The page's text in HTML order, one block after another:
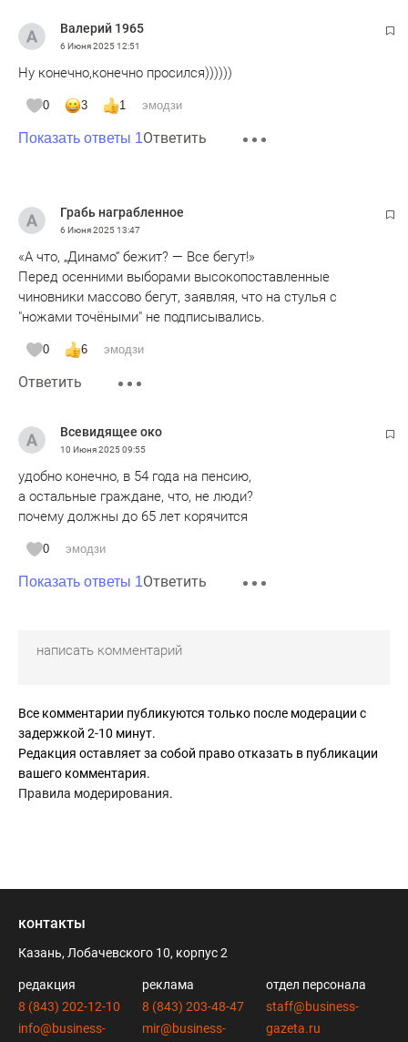
Валерий 1965
6 Июня 202512:51
Ну конечно,конечно просился))))))
0 3 1 эмодзи
Показать ответы 1Ответить
Грабь награбленное
6 Июня 202513:47
«А что, „Динамо“ бежит? — Все бегут!»
Перед осенними выборами высокопоставленные
чиновники массово бегут, заявляя, что на стулья с
"ножами точёными" не подписывались.
0 6 эмодзи
Ответить
Всевидящее око
10 Июня 202509:55
удобно конечно, в 54 года на пенсию,
а остальные граждане, что, не люди?
почему должны до 65 лет корячится
0 эмодзи
Показать ответы 1Ответить
Все комментарии публикуются только после модерации с
задержкой 2-10 минут.
Редакция оставляет за собой право отказать в публикации
вашего комментария.
Правила модерирования.
контакты
Казань, Лобачевского 10, корпус 2
редакция
8 (843) 202-12-10
info@business-
реклама
8 (843) 203-48-47
mir@business-
отдел персонала
staff@business-
gazeta.ru